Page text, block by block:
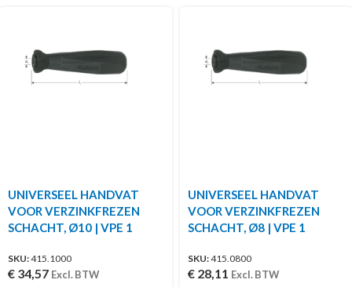
UNIVERSEEL HANDVAT
VOOR VERZINKFREZEN
SCHACHT, Ø10 | VPE 1
SKU:415.1000
€ 34,57 Excl. BTW
UNIVERSEEL HANDVAT
VOOR VERZINKFREZEN
SCHACHT, Ø8 | VPE 1
SKU:415.0800
€ 28,11 Excl. BTW